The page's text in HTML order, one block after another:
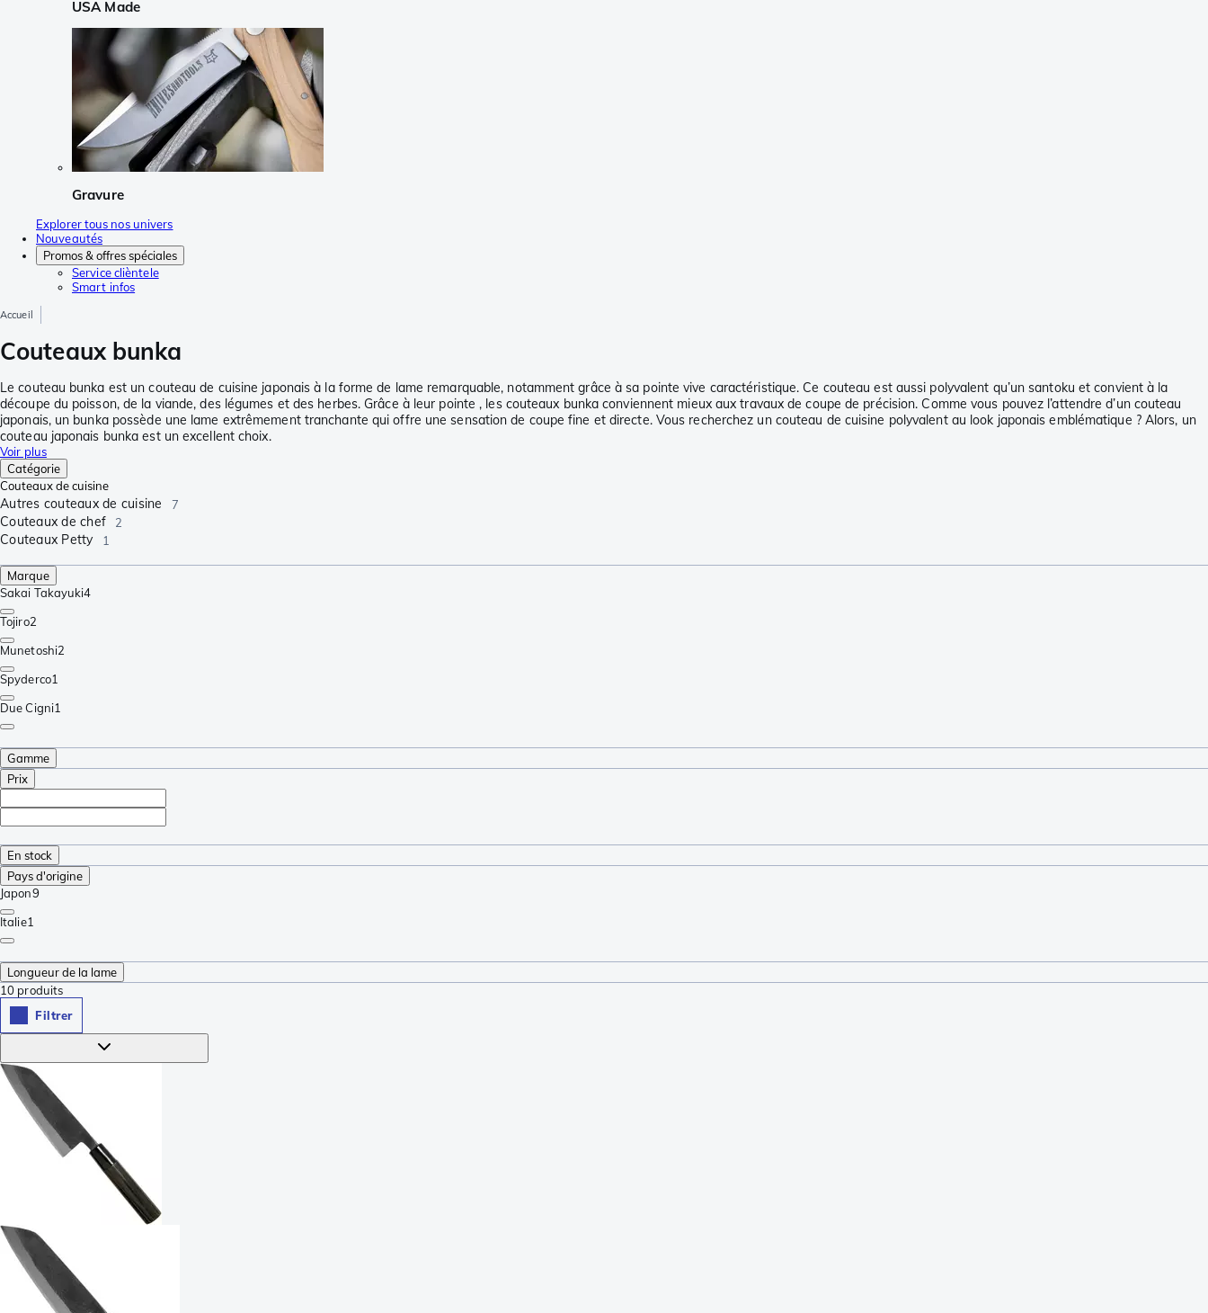
USA Made
Gravure
Explorer tous nos univers
Nouveautés
Promos & offres spéciales
Service clièntele
Smart infos
Accueil
Couteaux bunka
Le couteau bunka est un couteau de cuisine japonais à la forme de lame remarquable, notamment grâce à sa pointe vive caractéristique. Ce couteau est aussi polyvalent qu’un santoku et convient à la
découpe du poisson, de la viande, des légumes et des herbes. Grâce à leur pointe , les couteaux bunka conviennent mieux aux travaux de coupe de précision. Comme vous pouvez l’attendre d’un couteau
japonais, un bunka possède une lame extrêmement tranchante qui offre une sensation de coupe fine et directe. Vous recherchez un couteau de cuisine polyvalent au look japonais emblématique ? Alors, un
couteau japonais bunka est un excellent choix.
Voir plus
Catégorie
Couteaux de cuisine
Autres couteaux de cuisine 7
Couteaux de chef 2
Couteaux Petty 1
Marque
Sakai Takayuki4
Tojiro2
Munetoshi2
Spyderco1
Due Cigni1
Gamme
Prix
En stock
Pays d'origine
Japon9
Italie1
Longueur de la lame
10 produits
Filtrer